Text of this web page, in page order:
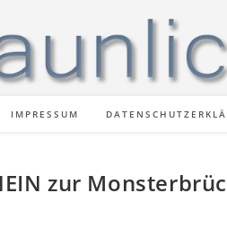
IMPRESSUM
zur